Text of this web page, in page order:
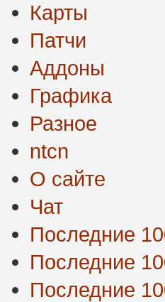
Карты
Патчи
Аддоны
Графика
Разное
ntcn
О сайте
Чат
Последние
Последние
Последние